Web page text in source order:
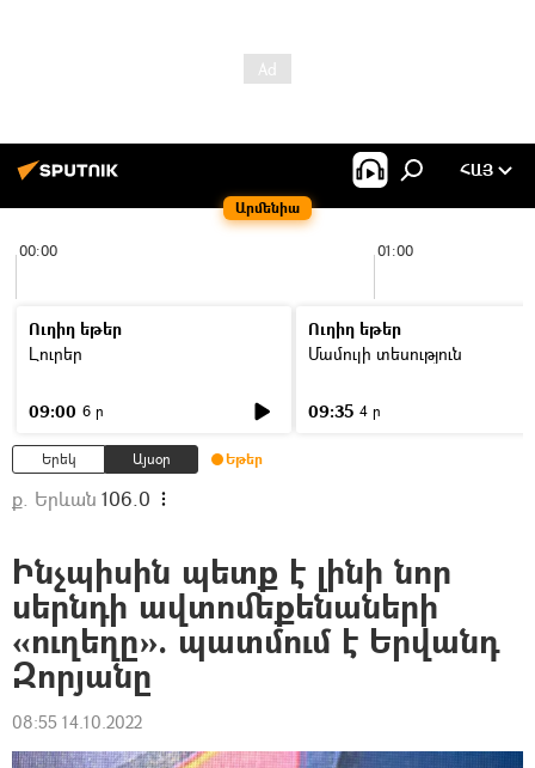
Արմենիա
ՀԱՅ
00:00 01:00
Ուղիղ եթեր
Լուրեր
09:00 6 ր
Ուղիղ եթեր
Մամուլի տեսություն
09:35 4 ր
Երեկ Այսօր Եթեր
ք. Երևան 106.0
Ինչպիսին պետք է լինի նոր
սերնդի ավտոմեքենաների
«ուղեղը». պատմում է Երվանդ
Զորյանը
08:55 14.10.2022